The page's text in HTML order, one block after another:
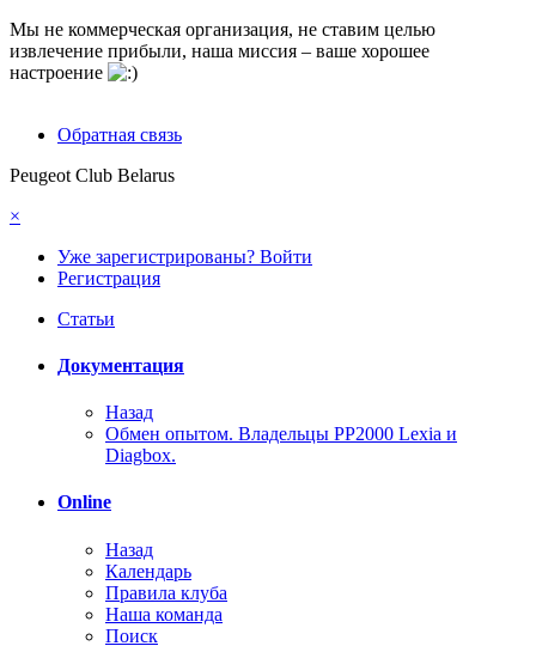
Мы не коммерческая организация, не ставим целью
извлечение прибыли, наша миссия – ваше хорошее
настроение
Обратная связь
Peugeot Club Belarus
×
Уже зарегистрированы? Войти
Регистрация
Статьи
Документация
Назад
Обмен опытом. Владельцы PP2000 Lexia и
Diagbox.
Online
Назад
Календарь
Правила клуба
Наша команда
Поиск